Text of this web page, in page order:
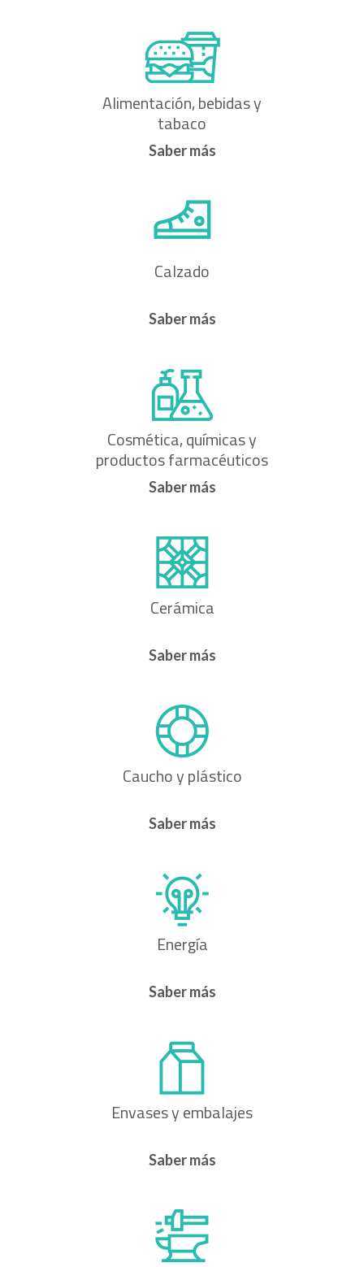
Alimentación, bebidas y
tabaco
Saber más
Calzado
Saber más
Cosmética, químicas y
productos farmacéuticos
Saber más
Cerámica
Saber más
Caucho y plástico
Saber más
Energía
Saber más
Envases y embalajes
Saber más